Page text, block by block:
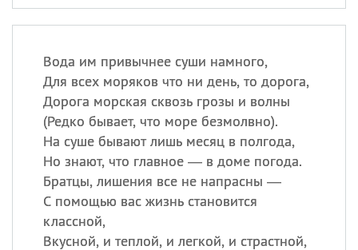
Вода им привычнее суши намного,
Для всех моряков что ни день, то дорога,
Дорога морская сквозь грозы и волны
(Редко бывает, что море безмолвно).
На суше бывают лишь месяц в полгода,
Но знают, что главное — в доме погода.
Братцы, лишения все не напрасны —
С помощью вас жизнь становится
классной,
Вкусной, и теплой, и легкой, и страстной,